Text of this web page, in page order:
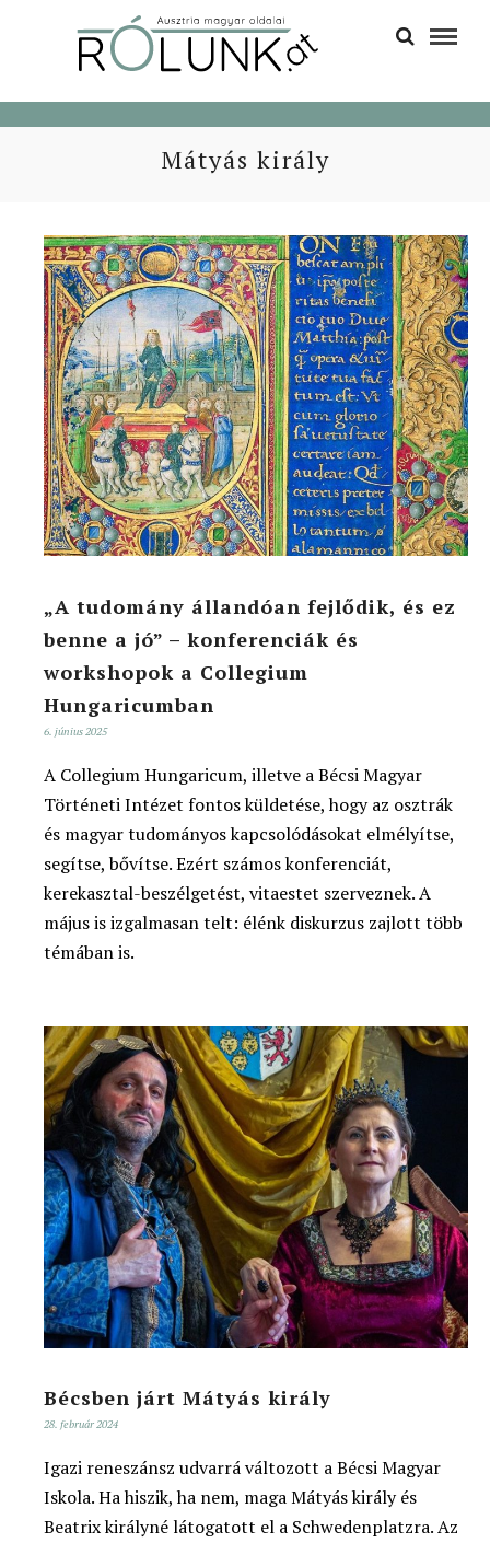
Mátyás király
„A tudomány állandóan fejlődik, és ez
benne a jó” – konferenciák és
workshopok a Collegium
Hungaricumban
6. június 2025
A Collegium Hungaricum, illetve a Bécsi Magyar
Történeti Intézet fontos küldetése, hogy az osztrák
és magyar tudományos kapcsolódásokat elmélyítse,
segítse, bővítse. Ezért számos konferenciát,
kerekasztal-beszélgetést, vitaestet szerveznek. A
május is izgalmasan telt: élénk diskurzus zajlott több
témában is.
Bécsben járt Mátyás király
28. február 2024
Igazi reneszánsz udvarrá változott a Bécsi Magyar
Iskola. Ha hiszik, ha nem, maga Mátyás király és
Beatrix királyné látogatott el a Schwedenplatzra. Az